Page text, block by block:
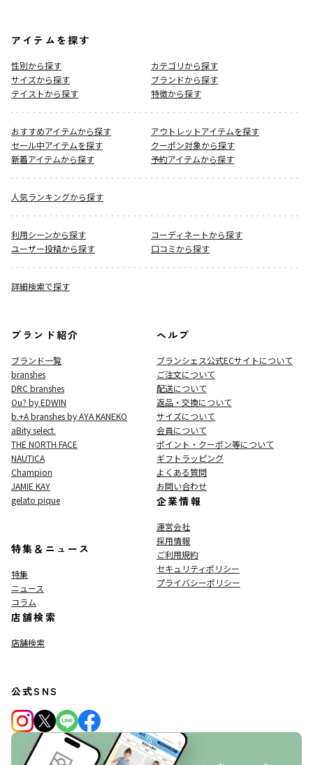
アイテムを探す
性別から探す
カテゴリから探す
サイズから探す
ブランドから探す
テイストから探す
特徴から探す
おすすめアイテムから探す
アウトレットアイテムを探す
セール中アイテムを探す
クーポン対象から探す
新着アイテムから探す
予約アイテムから探す
人気ランキングから探す
利用シーンから探す
コーディネートから探す
ユーザー投稿から探す
口コミから探す
詳細検索で探す
ブランド紹介
ブランド一覧
branshes
DRC branshes
Ou? by EDWIN
b.+A branshes by AYA KANEKO
aBity select.
THE NORTH FACE
NAUTICA
Champion
JAMIE KAY
gelato pique
特集＆ニュース
特集
ニュース
コラム
店舗検索
店舗検索
ヘルプ
ブランシェス公式ECサイトについて
ご注文について
配送について
返品・交換について
サイズについて
会員について
ポイント・クーポン等について
ギフトラッピング
よくある質問
お問い合わせ
企業情報
運営会社
採用情報
ご利用規約
セキュリティポリシー
プライバシーポリシー
公式SNS